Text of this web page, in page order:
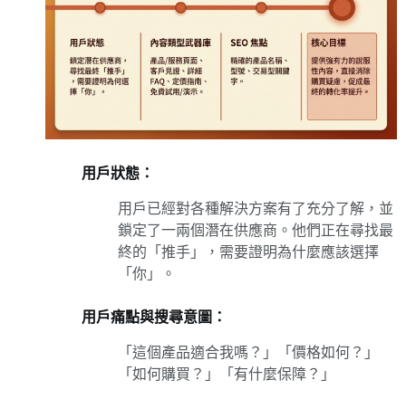
用戶狀態：
用戶已經對各種解決方案有了充分了解，並
鎖定了一兩個潛在供應商。他們正在尋找最
終的「推手」，需要證明為什麼應該選擇
「你」。
用戶痛點與搜尋意圖：
「這個產品適合我嗎？」「價格如何？」
「如何購買？」「有什麼保障？」